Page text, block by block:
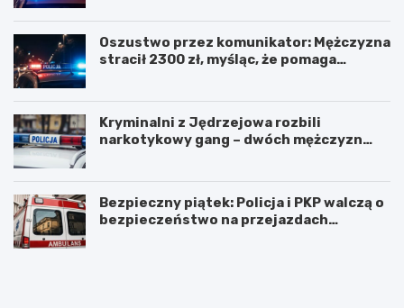
Oszustwo przez komunikator: Mężczyzna
stracił 2300 zł, myśląc, że pomaga
Kryminalni z Jędrzejowa rozbili
narkotykowy gang – dwóch mężczyzn
Bezpieczny piątek: Policja i PKP walczą o
bezpieczeństwo na przejazdach